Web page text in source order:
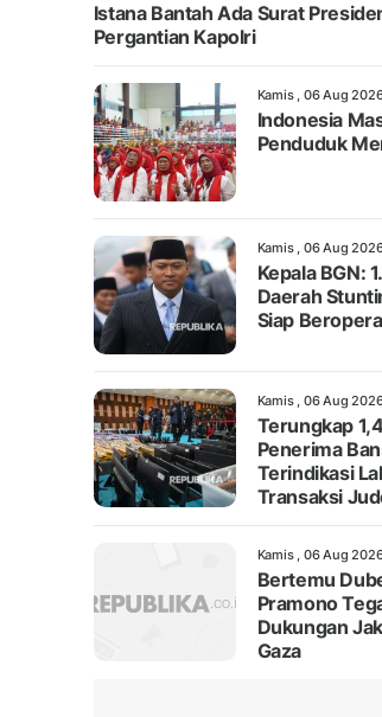
Istana Bantah Ada Surat
Pergantian Kapolri
Kamis , 06 Aug
Indonesia
Penduduk
Kamis , 06 Aug
Kepala BGN:
Daerah
Siap
Kamis , 06 Aug
Terungkap
Penerima
Terindikasi
Transaksi
Kamis , 06 Aug
Bertemu
Pramono
Dukungan
Gaza